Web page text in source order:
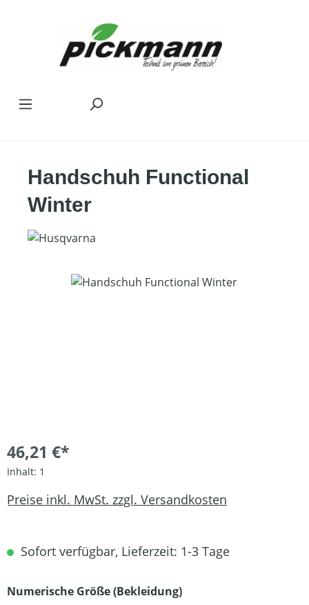
Handschuh Functional
Winter
Bildergalerie überspringen
46,21 €*
Inhalt: 1
Preise inkl. MwSt. zzgl. Versandkosten
Sofort verfügbar, Lieferzeit: 1-3 Tage
Numerische Größe (Bekleidung)auswählen